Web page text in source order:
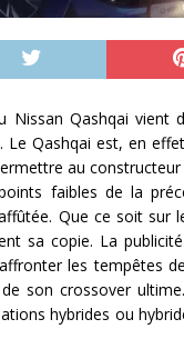
Qashqai vient
Qashqai est, en
au
faibles de la
Que ce soit
sa copie. La
les tempêtes
son crossover
hybrides ou